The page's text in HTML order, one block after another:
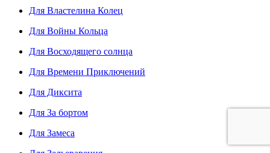
Для Властелина Колец
Для Войны Кольца
Для Восходящего солнца
Для Времени Приключений
Для Диксита
Для За бортом
Для Замеса